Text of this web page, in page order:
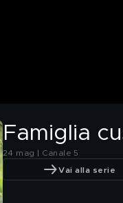
Famiglia
24 mag | Canale 5
Vai alla serie